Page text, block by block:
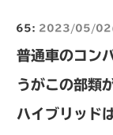
65: 2023/05/
普通車のコン
うがこの部類
ハイブリッド